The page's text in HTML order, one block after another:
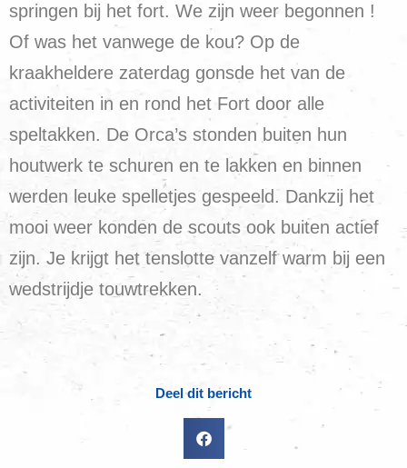
springen bij het fort. We zijn weer begonnen !
Of was het vanwege de kou? Op de
kraakheldere zaterdag gonsde het van de
activiteiten in en rond het Fort door alle
speltakken. De Orca’s stonden buiten hun
houtwerk te schuren en te lakken en binnen
werden leuke spelletjes gespeeld. Dankzij het
mooi weer konden de scouts ook buiten actief
zijn. Je krijgt het tenslotte vanzelf warm bij een
wedstrijdje touwtrekken.
Deel dit bericht